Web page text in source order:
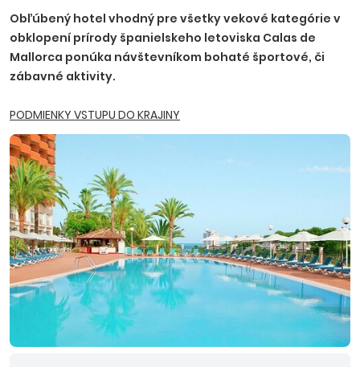
Obľúbený hotel vhodný pre všetky vekové kategórie v
obklopení prírody španielskeho letoviska Calas de
Mallorca ponúka návštevníkom bohaté športové, či
zábavné aktivity.
PODMIENKY VSTUPU DO KRAJINY